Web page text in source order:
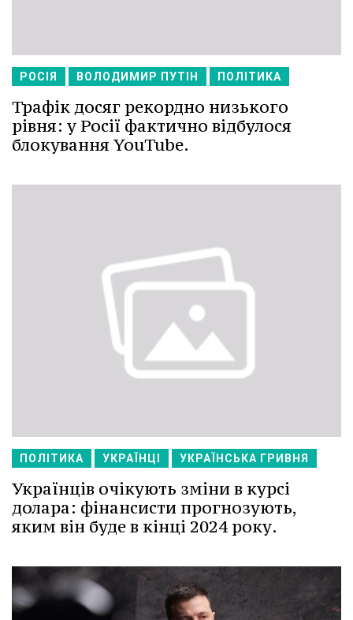
РОСІЯ ВОЛОДИМИР ПУТІН ПОЛІТИКА
Трафік досяг рекордно низького
рівня: у Росії фактично відбулося
блокування YouTube.
ПОЛІТИКА УКРАЇНЦІ УКРАЇНСЬКА ГРИВНЯ
Українців очікують зміни в курсі
долара: фінансисти прогнозують,
яким він буде в кінці 2024 року.